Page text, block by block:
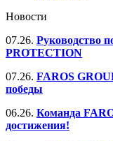
Новости
07.26. Руководство
PROTECTION
07.26. FAROS
победы
06.26. Команда
достижения!